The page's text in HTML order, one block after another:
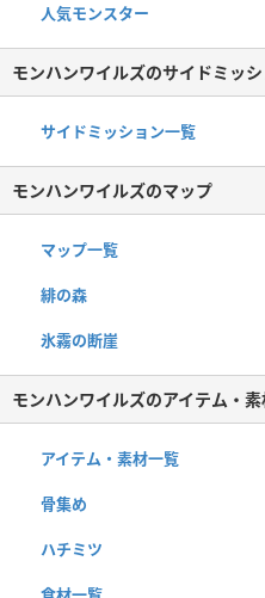
人気モンスター
モンハンワイルズのサイドミッ
サイドミッション一覧
モンハンワイルズのマップ
マップ一覧
緋の森
氷霧の断崖
モンハンワイルズのアイテム・
アイテム・素材一覧
骨集め
ハチミツ